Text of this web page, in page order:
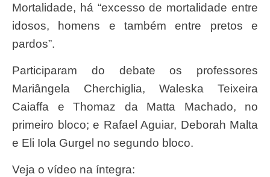
Mortalidade, há “excesso de mortalidade entre
idosos, homens e também entre pretos e
pardos”.
Participaram do debate os professores
Mariângela Cherchiglia, Waleska Teixeira
Caiaffa e Thomaz da Matta Machado, no
primeiro bloco; e Rafael Aguiar, Deborah Malta
e Eli Iola Gurgel no segundo bloco.
Veja o vídeo na íntegra: